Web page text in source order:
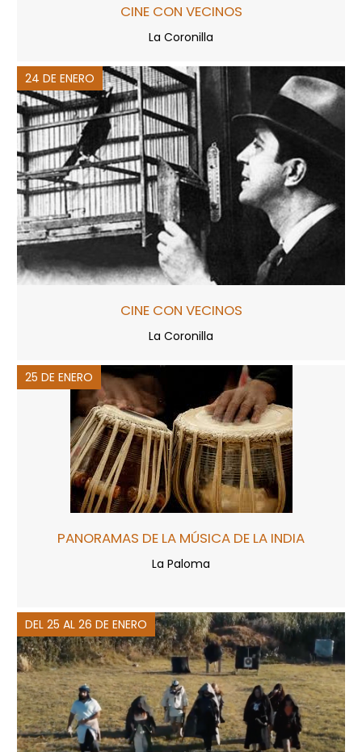
CINE CON VECINOS
La Coronilla
24 DE ENERO
CINE CON VECINOS
La Coronilla
25 DE ENERO
PANORAMAS DE LA MÚSICA DE LA INDIA
La Paloma
DEL 25 AL 26 DE ENERO